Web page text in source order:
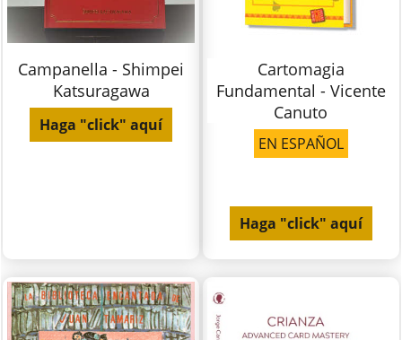
Campanella - Shimpei
Katsuragawa
Haga "click" aquí
Cartomagia
Fundamental - Vicente
Canuto
EN ESPAÑOL
Haga "click" aquí